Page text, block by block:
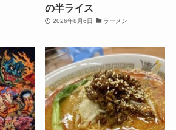
の半ライス
2026年8月6日 ラーメン